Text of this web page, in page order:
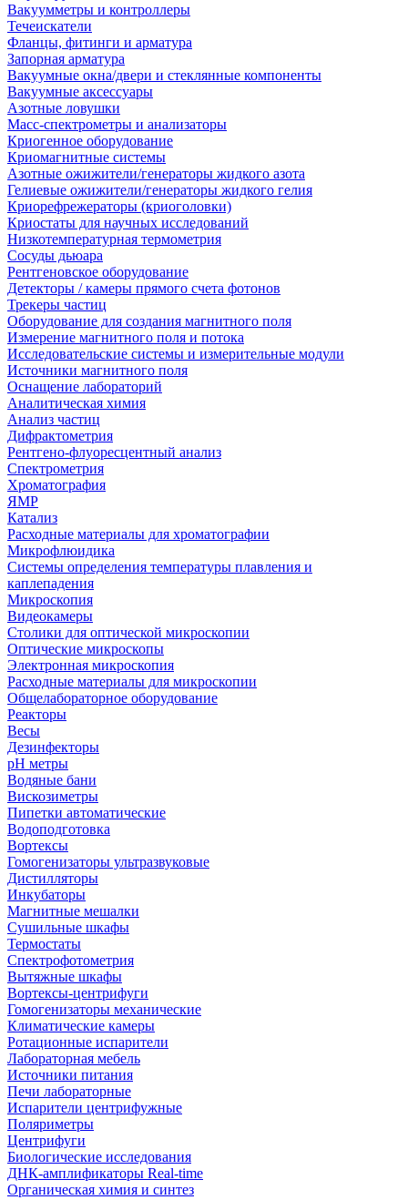
Вакуумметры и контроллеры
Течеискатели
Фланцы, фитинги и арматура
Запорная арматура
Вакуумные окна/двери и стеклянные компоненты
Вакуумные аксессуары
Азотные ловушки
Масс-спектрометры и анализаторы
Криогенное оборудование
Криомагнитные системы
Азотные ожижители/генераторы жидкого азота
Гелиевые ожижители/генераторы жидкого гелия
Криорефрежераторы (криоголовки)
Криостаты для научных исследований
Низкотемпературная термометрия
Сосуды дьюара
Рентгеновское оборудование
Детекторы / камеры прямого счета фотонов
Трекеры частиц
Оборудование для создания магнитного поля
Измерение магнитного поля и потока
Исследовательские системы и измерительные модули
Источники магнитного поля
Оснащение лабораторий
Аналитическая химия
Анализ частиц
Дифрактометрия
Рентгено-флуоресцентный анализ
Спектрометрия
Хроматография
ЯМР
Катализ
Расходные материалы для хроматографии
Микрофлюидика
Системы определения температуры плавления и
каплепадения
Микроскопия
Видеокамеры
Столики для оптической микроскопии
Оптические микроскопы
Электронная микроскопия
Расходные материалы для микроскопии
Общелабораторное оборудование
Реакторы
Весы
Дезинфекторы
рН метры
Водяные бани
Вискозиметры
Пипетки автоматические
Водоподготовка
Вортексы
Гомогенизаторы ультразвуковые
Дистилляторы
Инкубаторы
Магнитные мешалки
Сушильные шкафы
Термостаты
Спектрофотометрия
Вытяжные шкафы
Вортексы-центрифуги
Гомогенизаторы механические
Климатические камеры
Ротационные испарители
Лабораторная мебель
Источники питания
Печи лабораторные
Испарители центрифужные
Поляриметры
Центрифуги
Биологические исследования
ДНК-амплификаторы Real-time
Органическая химия и синтез